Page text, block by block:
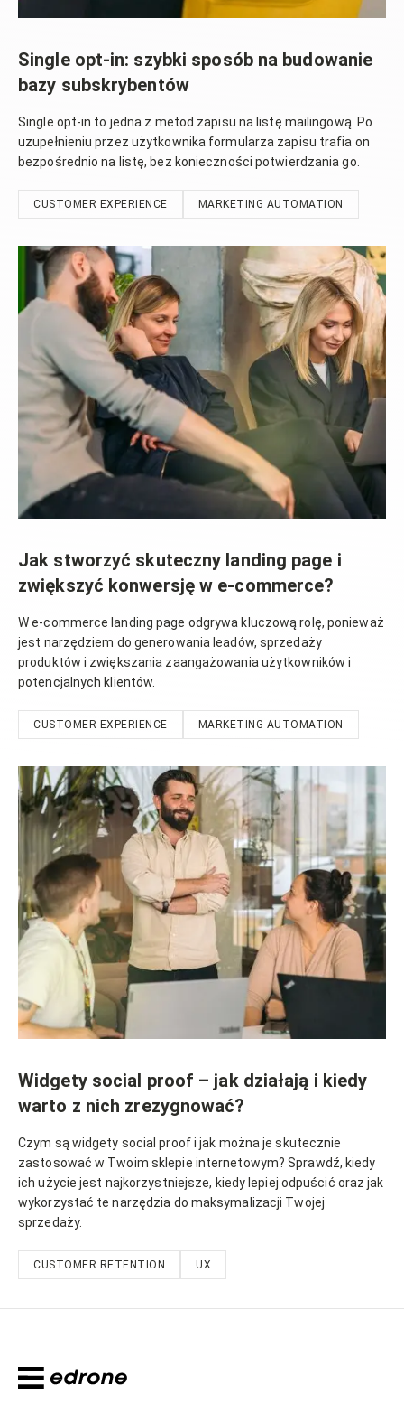
Single opt-in: szybki sposób na budowanie
bazy subskrybentów
Single opt-in to jedna z metod zapisu na listę mailingową. Po
uzupełnieniu przez użytkownika formularza zapisu trafia on
bezpośrednio na listę, bez konieczności potwierdzania go.
CUSTOMER EXPERIENCE MARKETING AUTOMATION
Jak stworzyć skuteczny landing page i
zwiększyć konwersję w e-commerce?
W e-commerce landing page odgrywa kluczową rolę, ponieważ
jest narzędziem do generowania leadów, sprzedaży
produktów i zwiększania zaangażowania użytkowników i
potencjalnych klientów.
CUSTOMER EXPERIENCE MARKETING AUTOMATION
Widgety social proof – jak działają i kiedy
warto z nich zrezygnować?
Czym są widgety social proof i jak można je skutecznie
zastosować w Twoim sklepie internetowym? Sprawdź, kiedy
ich użycie jest najkorzystniejsze, kiedy lepiej odpuścić oraz jak
wykorzystać te narzędzia do maksymalizacji Twojej
sprzedaży.
CUSTOMER RETENTION UX